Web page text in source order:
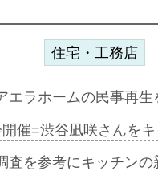
住宅・工務店
エラホームの民事再
催=渋谷凪咲さんを
査を参考にキッチン